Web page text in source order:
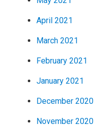
April 2021
March 2021
February 2021
January 2021
December 2020
November 2020